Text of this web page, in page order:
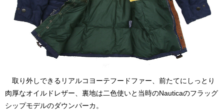
取り外しできるリアルコヨーテフードファー、前たてにしっとり
肉厚なオイルドレザー、裏地は二色使いと当時のNauticaのフラッグ
シップモデルのダウンパーカ。